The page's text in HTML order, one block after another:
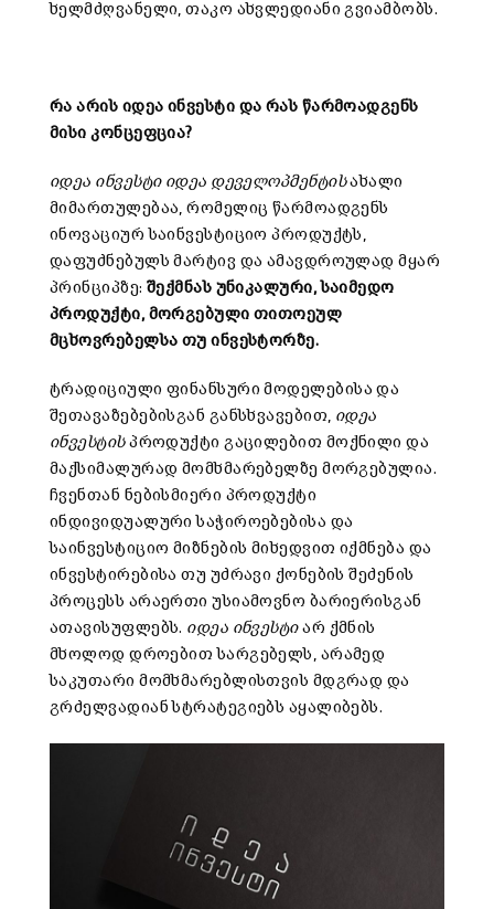
ხელმძღვანელი, თაკო ახვლედიანი გვიამბობს.
რა არის იდეა ინვესტი და რას წარმოადგენს
მისი კონცეფცია?
იდეა ინვესტი იდეა დეველოპმენტისახალი
მიმართულებაა, რომელიც წარმოადგენს
ინოვაციურ საინვესტიციო პროდუქტს,
დაფუძნებულს მარტივ და ამავდროულად მყარ
პრინციპზე: შექმნას უნიკალური, საიმედო
პროდუქტი, მორგებული თითოეულ
მცხოვრებელსა თუ ინვესტორზე.
ტრადიციული ფინანსური მოდელებისა და
შეთავაზებებისგან განსხვავებით, იდეა
ინვესტისპროდუქტი გაცილებით მოქნილი და
მაქსიმალურად მომხმარებელზე მორგებულია.
ჩვენთან ნებისმიერი პროდუქტი
ინდივიდუალური საჭიროებებისა და
საინვესტიციო მიზნების მიხედვით იქმნება და
ინვესტირებისა თუ უძრავი ქონების შეძენის
პროცესს არაერთი უსიამოვნო ბარიერისგან
ათავისუფლებს. იდეა ინვესტიარ ქმნის
მხოლოდ დროებით სარგებელს, არამედ
საკუთარი მომხმარებლისთვის მდგრად და
გრძელვადიან სტრატეგიებს აყალიბებს.